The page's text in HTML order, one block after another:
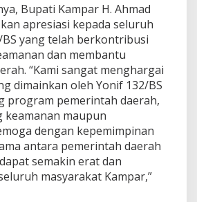
Bupati Kampar H. Ahmad
apresiasi kepada seluruh
yang telah berkontribusi
dan membantu
“Kami sangat menghargai
dimainkan oleh Yonif 132/BS
program pemerintah daerah,
keamanan maupun
dengan kepemimpinan
antara pemerintah daerah
semakin erat dan
masyarakat Kampar,”